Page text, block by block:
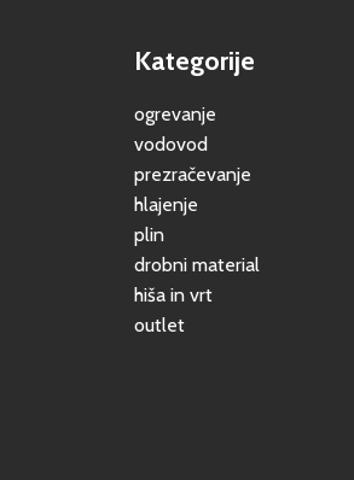
Kategorije
ogrevanje
vodovod
prezračevanje
hlajenje
plin
drobni material
hiša in vrt
outlet